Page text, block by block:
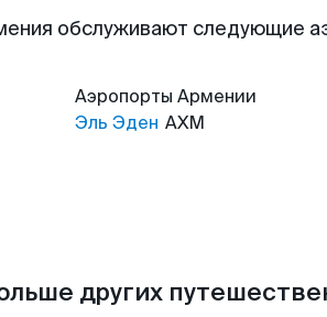
обслуживают следующие
Аэропорты Армении
Эль Эден AXM
других